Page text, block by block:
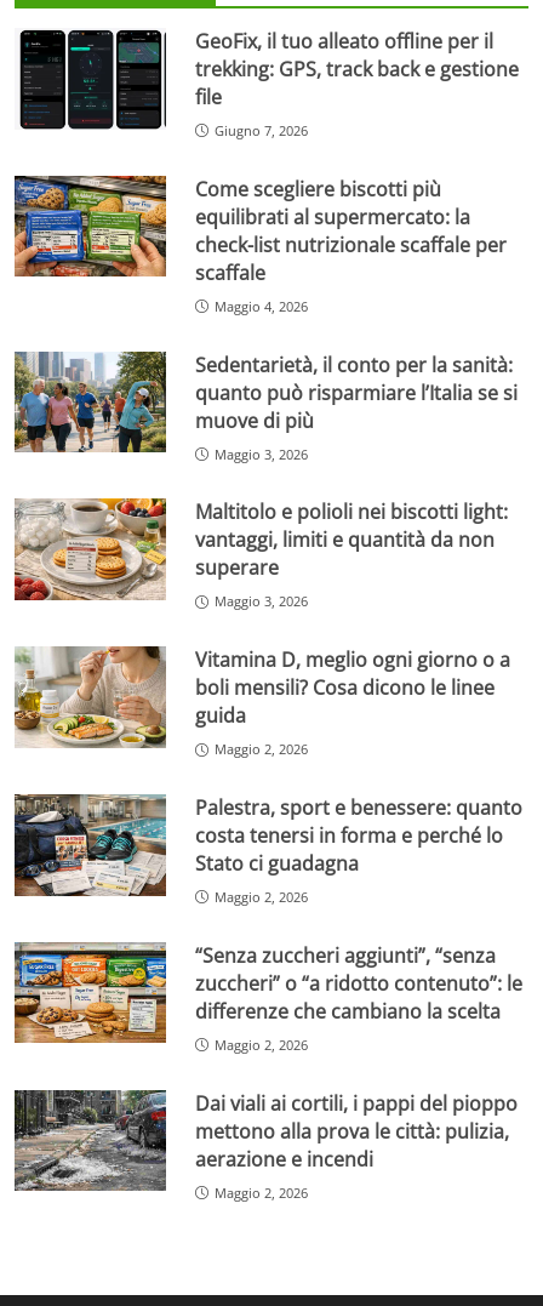
GeoFix, il tuo alleato offline per il
trekking: GPS, track back e gestione
file
Giugno 7, 2026
Come scegliere biscotti più
equilibrati al supermercato: la
check-list nutrizionale scaffale per
scaffale
Maggio 4, 2026
Sedentarietà, il conto per la sanità:
quanto può risparmiare l’Italia se si
muove di più
Maggio 3, 2026
Maltitolo e polioli nei biscotti light:
vantaggi, limiti e quantità da non
superare
Maggio 3, 2026
Vitamina D, meglio ogni giorno o a
boli mensili? Cosa dicono le linee
guida
Maggio 2, 2026
Palestra, sport e benessere: quanto
costa tenersi in forma e perché lo
Stato ci guadagna
Maggio 2, 2026
“Senza zuccheri aggiunti”, “senza
zuccheri” o “a ridotto contenuto”: le
differenze che cambiano la scelta
Maggio 2, 2026
Dai viali ai cortili, i pappi del pioppo
mettono alla prova le città: pulizia,
aerazione e incendi
Maggio 2, 2026